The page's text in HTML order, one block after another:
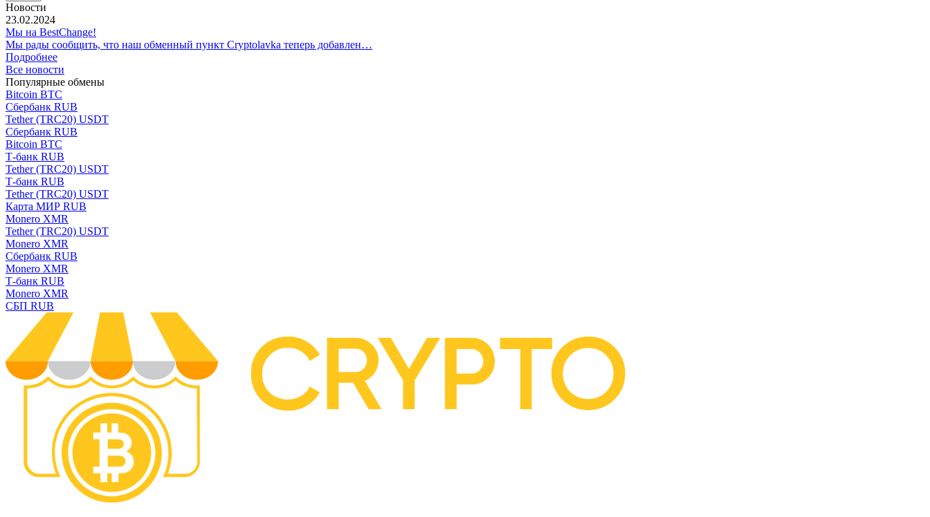
Новости
23.02.2024
Мы на BestChange!
Мы рады сообщить, что наш обменный пункт Cryptolavka теперь добавлен…
Подробнее
Все новости
Популярные обмены
Bitcoin BTC
Сбербанк RUB
Tether (TRC20) USDT
Сбербанк RUB
Bitcoin BTC
Т-банк RUB
Tether (TRC20) USDT
Т-банк RUB
Tether (TRC20) USDT
Карта МИР RUB
Monero XMR
Tether (TRC20) USDT
Monero XMR
Сбербанк RUB
Monero XMR
Т-банк RUB
Monero XMR
СБП RUB